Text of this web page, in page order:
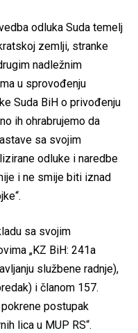
odluka Suda temelj
zemlji, stranke
nadležnim
u sprovođenju
Suda BiH o privođenju
ih ohrabrujemo da
sa svojim
odluke i naredbe
i ne smije biti iznad
sa svojim
„KZ BiH: 241a
službene radnje),
i članom 157.
postupak
lica u MUP RS“.